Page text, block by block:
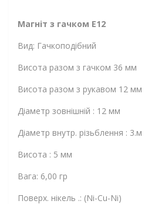
Магніт з гачком E12
Вид: Гачкоподібний
Висота разом з гачком 36 мм
Висота разом з рукавом 12 мм
Діаметр зовнішній : 12 мм
Діаметр внутр. різьблення : 3.м
Висота : 5 мм
Вага: 6,00 гр
Поверх. нікель .: (Ni-Cu-Ni)